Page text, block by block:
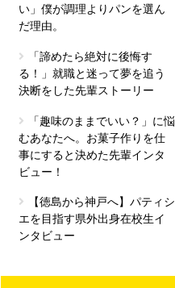
い」僕が調理よりパンを選ん
だ理由。
「諦めたら絶対に後悔す
る！」就職と迷って夢を追う
決断をした先輩ストーリー
「趣味のままでいい？」に悩
むあなたへ。お菓子作りを仕
事にすると決めた先輩インタ
ビュー！
【徳島から神戸へ】パティシ
エを目指す県外出身在校生イ
ンタビュー